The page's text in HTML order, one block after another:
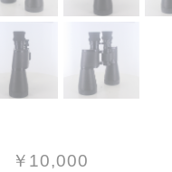
￥10,000